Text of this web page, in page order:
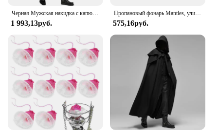
space with stylish and functional decor.
Черная Мужская накидка с капюшоном, средневековая искусственная, однотонная, ветрозащитная Мужская тренчкот, модель костюм монаха Хэллоуин Death Mantles
1 993,13руб.
Пропановый фонарь Mantles, уличные пропановые фонари Mantles, 20 шт., уличные фонари для кемпинга, U-образный свет, мантия, фонарь для кемпинга
575,16руб.